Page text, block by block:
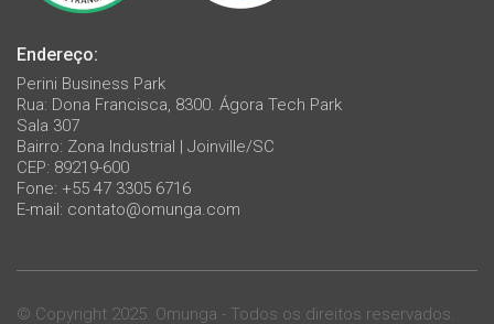
Endereço:
Perini Business Park
Rua: Dona Francisca, 8300. Ágora Tech Park
Sala 307
Bairro: Zona Industrial | Joinville/SC
CEP: 89219-600
Fone: +55 47 3305 6716
E-mail: contato@omunga.com
© Copyright 2025. Omunga - Todos os direitos reservados.